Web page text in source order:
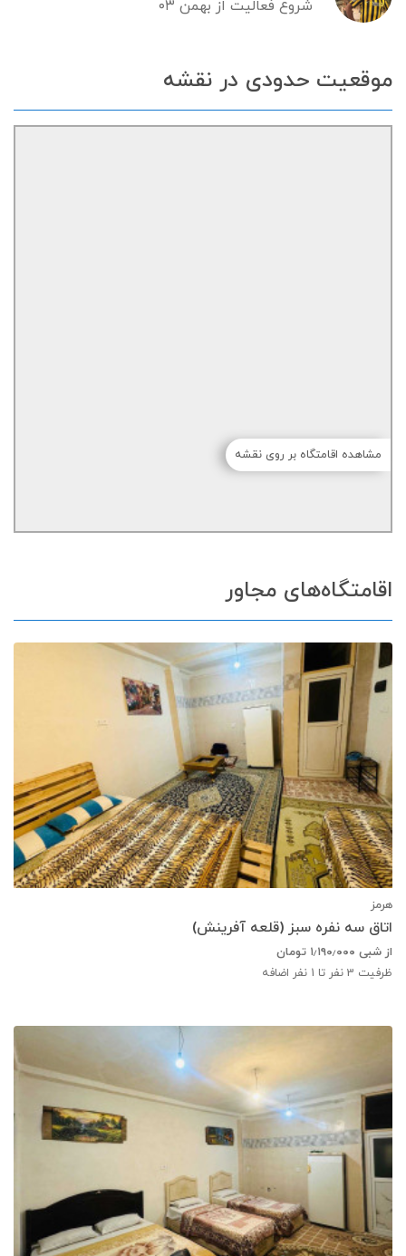
شروع فعالیت از بهمن ۰۳
موقعیت حدودی در نقشه
مشاهده اقامتگاه بر روی نقشه
اقامتگاه‌های مجاور
هرمز
اتاق سه نفره سبز (قلعه آفرینش)
از شبی ۱٫۱۹۰٫۰۰۰ تومان
ظرفیت 3 نفر تا 1 نفر اضافه